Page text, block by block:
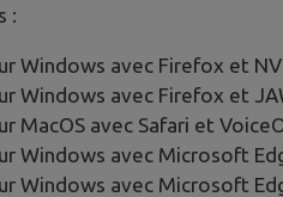
:
Windows avec Firefox et
Windows avec Firefox et
MacOS avec Safari et
Windows avec Microsoft
Windows avec Microsoft